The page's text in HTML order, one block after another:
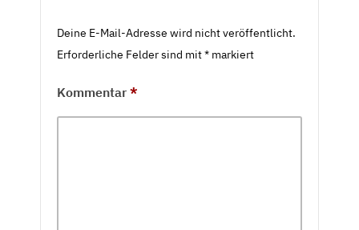
Deine E-Mail-Adresse wird nicht veröffentlicht.
Erforderliche Felder sind mit* markiert
Kommentar *